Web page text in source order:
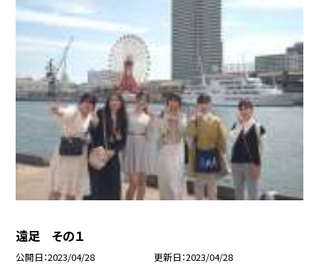
遠足 その１
公開日 2023/04/28 更新日 2023/04/28